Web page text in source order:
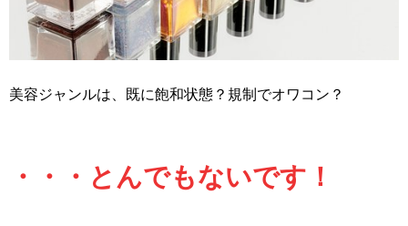
美容ジャンルは、既に飽和状態？規制でオワコン？
・・・とんでもないです！